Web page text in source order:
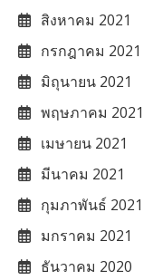
สิงหาคม 2021
กรกฎาคม 2021
มิถุนายน 2021
พฤษภาคม 2021
เมษายน 2021
มีนาคม 2021
กุมภาพันธ์ 2021
มกราคม 2021
ธันวาคม 2020